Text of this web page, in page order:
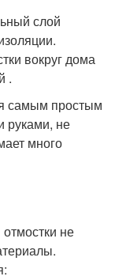
слой
вокруг дома
.
самым простым
руками, не
много
не